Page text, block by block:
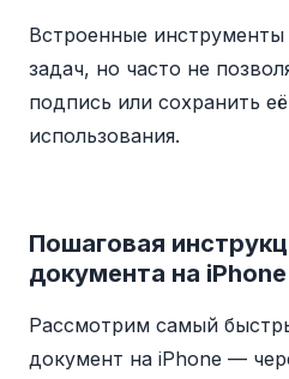
Встроенные
задач, но часто не
подпись или сохранить
использования.
Пошаговая
документа на iPhone
Рассмотрим самый
документ на iPhone —